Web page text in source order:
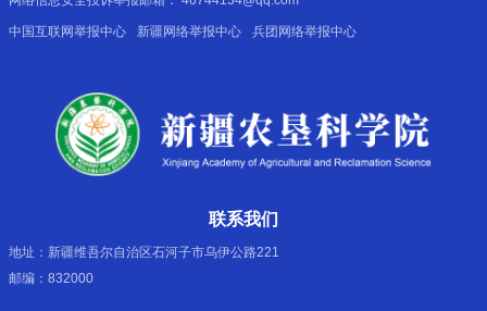
中国互联网举报中心 新疆网络举报中心 兵团网络举报中心
联系我们
地址：新疆维吾尔自治区石河子市乌伊公路221
邮编：832000